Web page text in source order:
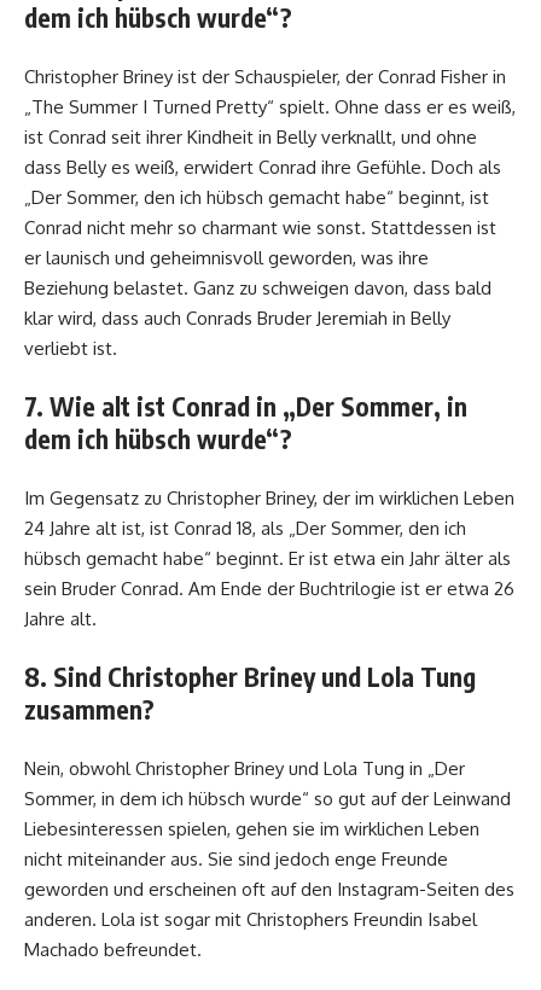
dem ich hübsch wurde“?
Christopher Briney ist der Schauspieler, der Conrad Fisher in
„The Summer I Turned Pretty“ spielt. Ohne dass er es weiß,
ist Conrad seit ihrer Kindheit in Belly verknallt, und ohne
dass Belly es weiß, erwidert Conrad ihre Gefühle. Doch als
„Der Sommer, den ich hübsch gemacht habe“ beginnt, ist
Conrad nicht mehr so ​​charmant wie sonst. Stattdessen ist
er launisch und geheimnisvoll geworden, was ihre
Beziehung belastet. Ganz zu schweigen davon, dass bald
klar wird, dass auch Conrads Bruder Jeremiah in Belly
verliebt ist.
7. Wie alt ist Conrad in „Der Sommer, in
dem ich hübsch wurde“?
Im Gegensatz zu Christopher Briney, der im wirklichen Leben
24 Jahre alt ist, ist Conrad 18, als „Der Sommer, den ich
hübsch gemacht habe“ beginnt. Er ist etwa ein Jahr älter als
sein Bruder Conrad. Am Ende der Buchtrilogie ist er etwa 26
Jahre alt.
8. Sind Christopher Briney und Lola Tung
zusammen?
Nein, obwohl Christopher Briney und Lola Tung in „Der
Sommer, in dem ich hübsch wurde“ so gut auf der Leinwand
Liebesinteressen spielen, gehen sie im wirklichen Leben
nicht miteinander aus. Sie sind jedoch enge Freunde
geworden und erscheinen oft auf den Instagram-Seiten des
anderen. Lola ist sogar mit Christophers Freundin Isabel
Machado befreundet.